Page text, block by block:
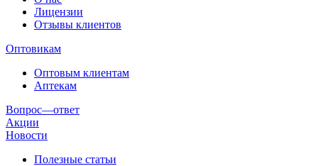
Лицензии
Отзывы клиентов
Оптовикам
Оптовым клиентам
Аптекам
Вопрос—ответ
Акции
Новости
Полезные статьи